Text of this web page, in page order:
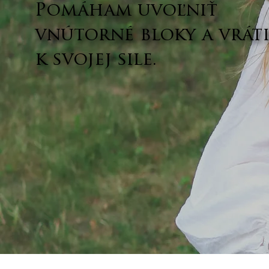
Pomáham uvoľniť
vnútorné bloky a
k svojej sile.